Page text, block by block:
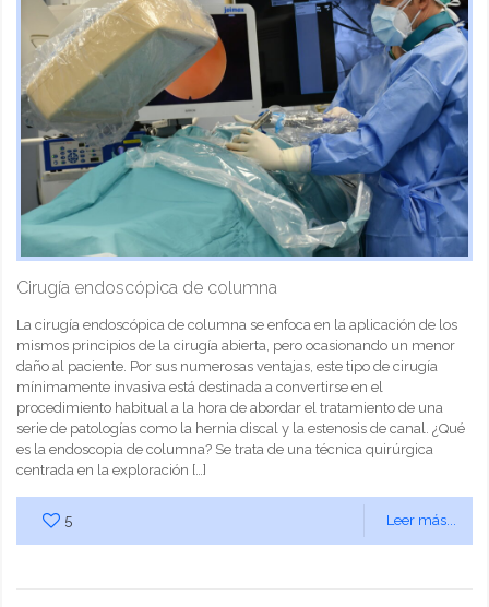
Cirugía endoscópica de columna
La cirugía endoscópica de columna se enfoca en la aplicación de los
mismos principios de la cirugía abierta, pero ocasionando un menor
daño al paciente. Por sus numerosas ventajas, este tipo de cirugía
mínimamente invasiva está destinada a convertirse en el
procedimiento habitual a la hora de abordar el tratamiento de una
serie de patologías como la hernia discal y la estenosis de canal. ¿Qué
es la endoscopia de columna? Se trata de una técnica quirúrgica
centrada en la exploración […]
5 Leer más...